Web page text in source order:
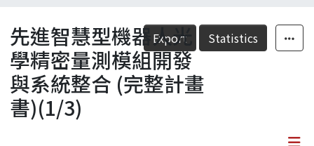
Fundings & Projects
Researchers
Organizations
Export Statistics
先進智慧型機器人光
學精密量測模組開發
與系統整合 (完整計畫
書)(1/3)